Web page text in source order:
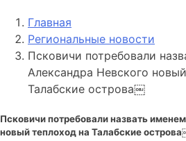
Главная
Региональные новости
Псковичи потребовали
Александра Невского
Талабские острова￼
Псковичи потребовали назвать
новый теплоход на Талабские